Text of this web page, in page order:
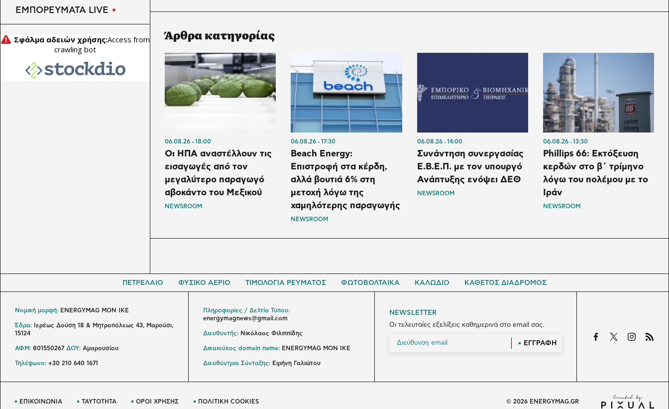
Άρθρα κατηγορίας
06.08.26 18:00
Οι ΗΠΑ αναστέλλουν τις
εισαγωγές από τον
μεγαλύτερο παραγωγό
αβοκάντο του Μεξικού
NEWSROOM
06.08.26 17:30
Beach Energy:
Επιστροφή στα κέρδη,
αλλά βουτιά 6% στη
μετοχή λόγω της
χαμηλότερης παραγωγής
NEWSROOM
06.08.26 14:00
Συνάντηση συνεργασίας
Ε.Β.Ε.Π. με τον υπουργό
Ανάπτυξης ενόψει ΔΕΘ
NEWSROOM
06.08.26 13:30
Phillips 66: Εκτόξευση
κερδών στο β΄ τρίμηνο
λόγω του πολέμου με το
Ιράν
NEWSROOM
ΕΜΠΟΡΕΥΜΑΤΑ LIVE
ΠΕΤΡΕΛΑΙΟ ΦΥΣΙΚΟ ΑΕΡΙΟ ΤΙΜΟΛΟΓΙΑ ΡΕΥΜΑΤΟΣ ΦΩΤΟΒΟΛΤΑΙΚΑ ΚΑΛΩΔΙΟ ΚΑΘΕΤΟΣ ΔΙΑΔΡΟΜΟΣ
NEWSLETTER
Οι τελευταίες εξελίξεις καθημερινά στο email σας.
ΕΓΓΡΑΦΗ
Νομική μορφή: ENERGYMAG MON IKE
Έδρα: Ιερέως Δούση 18 & Μητροπόλεως 43, Μαρούσι,
15124
ΑΦΜ: 801550267 ΔΟΥ: Αμαρουσίου
Τηλέφωνο: +30 210 640 1671
Πληροφορίες / Δελτία Τύπου:
energymagnews@gmail.com
Διευθυντής: Νικόλαος Φιλιππίδης
Δικαιούχος domain name: ENERGYMAG ΜΟΝ ΙΚΕ
Διευθύντρια Σύνταξης: Ειρήνη Γαλιώτου
ΕΠΙΚΟΙΝΩΝΙΑ ΤΑΥΤΟΤΗΤΑ ΟΡΟΙ ΧΡΗΣΗΣ ΠΟΛΙΤΙΚΗ COOKIES © 2026 ENERGYMAG.GR